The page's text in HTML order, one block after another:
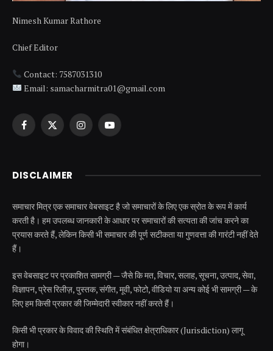
Nimesh Kumar Rathore
Chief Editor
Contact: 7587031310
Email: samacharmitra01@gmail.com
Facebook
X
InstagramYouTube
DISCLAIMER
समाचार मित्र एक समाचार वेबसाइट है जो समाचारों के लिए एक स्रोत के रूप में कार्य
करती है। हम उपलब्ध जानकारी के आधार पर समाचारों की सत्यता की जांच करने का
प्रयास करते हैं, लेकिन किसी भी समाचार की पूर्ण सटीकता या गुणवत्ता की गारंटी नहीं देते
हैं।
इस वेबसाइट पर प्रकाशित सामग्री — जैसे कि मत, विचार, सलाह, सूचना, उत्पाद, सेवा,
विज्ञापन, प्रेस रिलीज़, पुस्तक, संगीत, मूवी, फोटो, वीडियो या अन्य कोई भी सामग्री — के
लिए हम किसी प्रकार की जिम्मेदारी स्वीकार नहीं करते हैं।
किसी भी प्रकार के विवाद की स्थिति में संबंधित क्षेत्राधिकार (Jurisdiction) लागू
होगा।